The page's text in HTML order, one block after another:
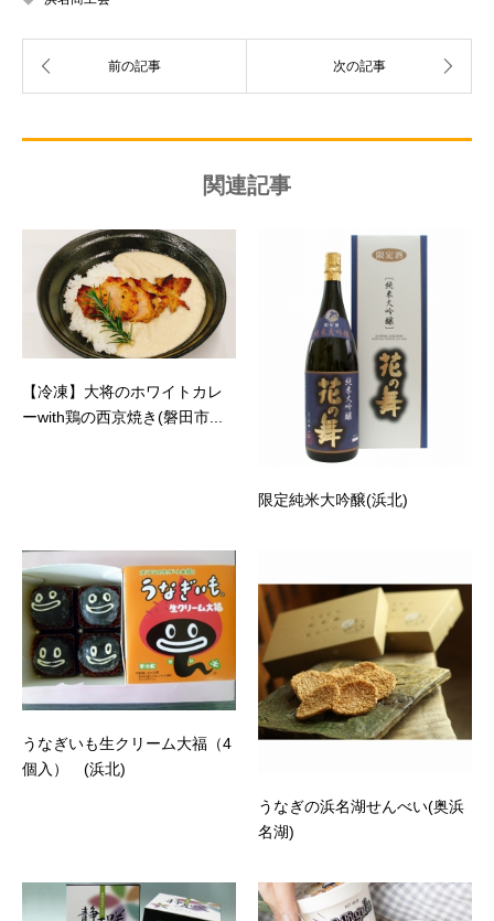
関連記事
【冷凍】大将のホワイトカレ
ーwith鶏の西京焼き(磐田市...
限定純米大吟醸(浜北)
うなぎいも生クリーム大福（4
個入） (浜北)
うなぎの浜名湖せんべい(奥浜
名湖)